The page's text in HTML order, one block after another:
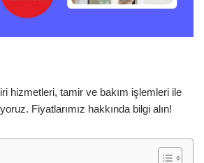
hizmetleri, tamir ve bakım işlemleri ile
Fiyatlarımız hakkında bilgi alın!